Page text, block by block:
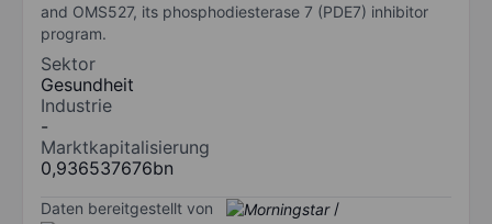
and OMS527, its phosphodiesterase 7 (PDE7) inhibitor
program.
Sektor
Gesundheit
Industrie
-
Marktkapitalisierung
0,936537676bn
Daten bereitgestellt von /